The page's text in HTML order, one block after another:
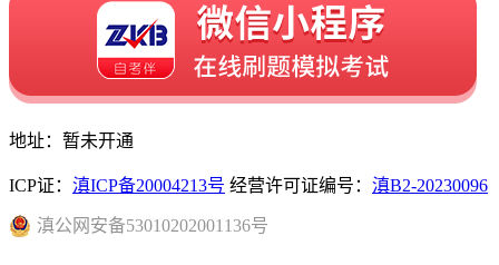
地址：暂未开通
ICP证： 滇ICP备20004213号 经营许可证编号： 滇B2-20230096
滇公网安备53010202001136号